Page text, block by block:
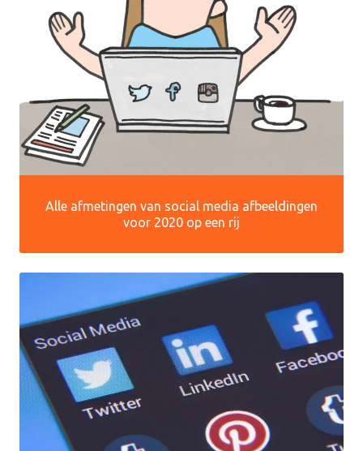
Alle afmetingen van social media afbeeldingen
voor 2020 op een rij